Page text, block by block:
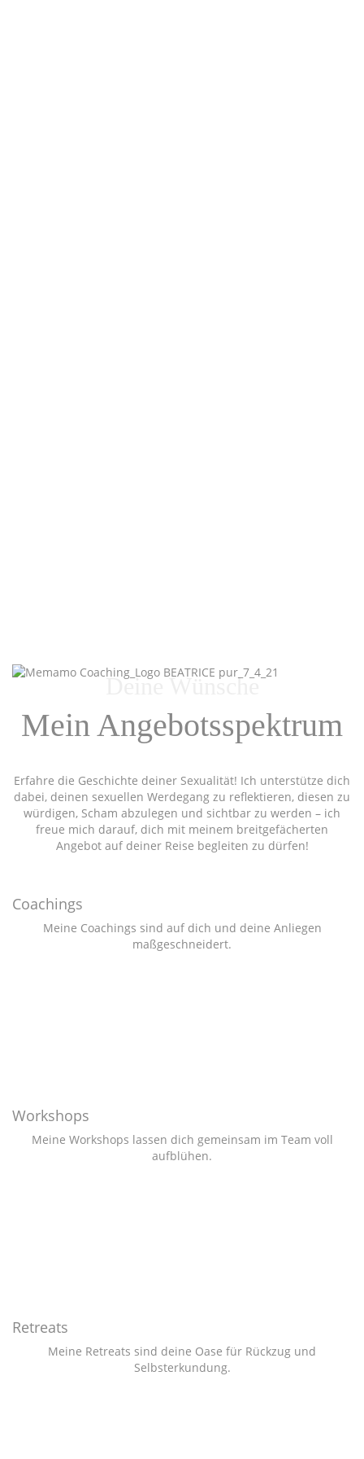
Deine Wünsche
Mein Angebotsspektrum
Erfahre die Geschichte deiner Sexualität! Ich unterstütze dich
dabei, deinen sexuellen Werdegang zu reflektieren, diesen zu
würdigen, Scham abzulegen und sichtbar zu werden – ich
freue mich darauf, dich mit meinem breitgefächerten
Angebot auf deiner Reise begleiten zu dürfen!
Coachings
Meine Coachings sind auf dich und deine Anliegen
maßgeschneidert.
Workshops
Meine Workshops lassen dich gemeinsam im Team voll
aufblühen.
Retreats
Meine Retreats sind deine Oase für Rückzug und
Selbsterkundung.